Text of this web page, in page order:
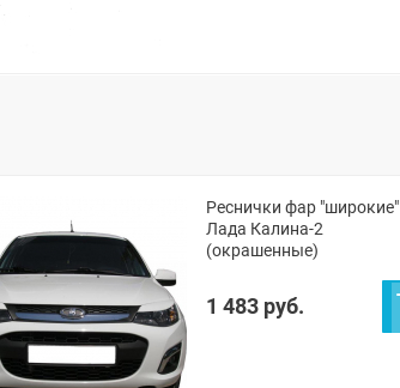
Реснички фар "широкие"
Лада Калина-2
(окрашенные)
1 483 руб.